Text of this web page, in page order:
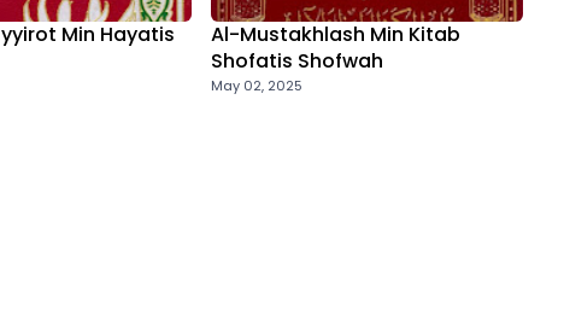
Min Hayatis
Al-Mustakhlash Min Kitab
Shofatis Shofwah
May 02, 2025